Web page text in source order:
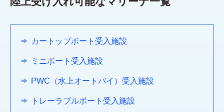
カートップボート受入施設
ミニボート受入施設
PWC（水上オートバイ）受入施設
トレーラブルボート受入施設